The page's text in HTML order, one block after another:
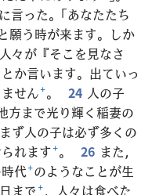
言った。「あなたたち
願う時が来ます。しか
々が『そこを見なさ
か言います。出ていっ
せん+。 24 人の子
方まで光り輝く稲妻の
ず人の子は必ず多くの
れます+。 26 また，
代+のようなことが生
まで+，人々は食べた